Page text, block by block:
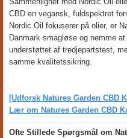
CBD en vegansk, fuldspektret
Nordic Oil fokuserer på olier, er
Danmark smagløse og nemme
understøttet af tredjepartstest,
samme kvalitetssikring.
[Udforsk Natures Garden CBD
Lær om Natures Garden CBD
Ofte Stillede Spørgsmål om